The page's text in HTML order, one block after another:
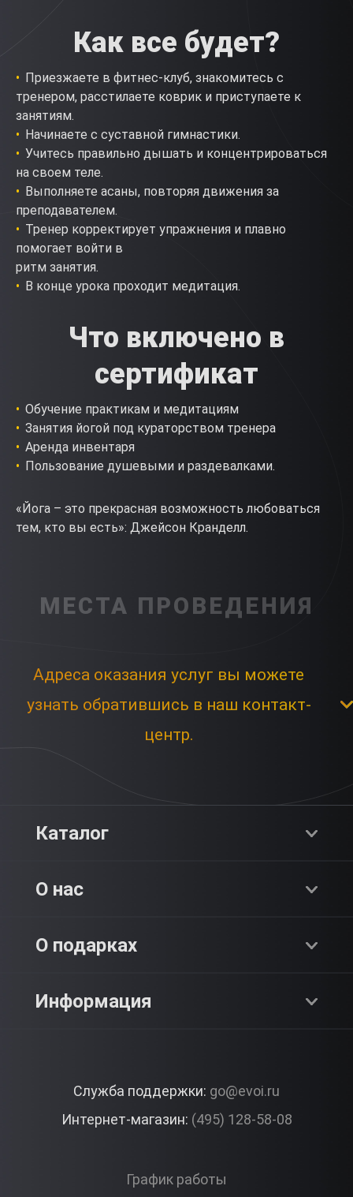
Как все будет?
Приезжаете в фитнес-клуб, знакомитесь с
тренером, расстилаете коврик и приступаете к
занятиям.
Начинаете с суставной гимнастики.
Учитесь правильно дышать и концентрироваться
на своем теле.
Выполняете асаны, повторяя движения за
преподавателем.
Тренер корректирует упражнения и плавно
помогает войти в
ритм занятия.
В конце урока проходит медитация.
Что включено в
сертификат
Обучение практикам и медитациям
Занятия йогой под кураторством тренера
Аренда инвентаря
Пользование душевыми и раздевалками.
«Йога – это прекрасная возможность любоваться
тем, кто вы есть»: Джейсон Кранделл.
МЕСТА ПРОВЕДЕНИЯ
Адреса оказания услуг вы можете
узнать обратившись в наш контакт-
центр.
Каталог
Premium
О нас
О компании
Контакты
О подарках
Как это работает?
Вопросы и ответы
Информация
Корпоративные подарки
Служба поддержки: go@evoi.ru
Интернет-магазин: (495) 128-58-08
График работы